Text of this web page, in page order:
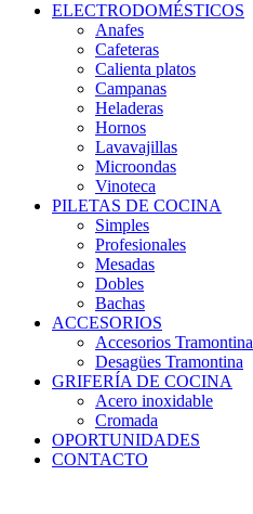
ELECTRODOMÉSTICOS
Anafes
Cafeteras
Calienta platos
Campanas
Heladeras
Hornos
Lavavajillas
Microondas
Vinoteca
PILETAS DE COCINA
Simples
Profesionales
Mesadas
Dobles
Bachas
ACCESORIOS
Accesorios Tramontina
Desagües Tramontina
GRIFERÍA DE COCINA
Acero inoxidable
Cromada
OPORTUNIDADES
CONTACTO